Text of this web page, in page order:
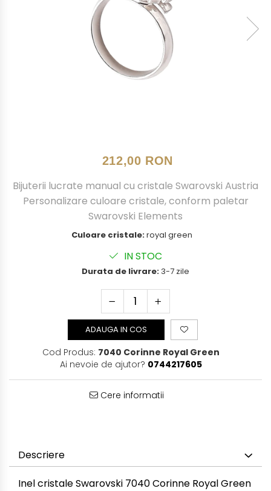
212,00 RON
Bijuterii lucrate manual cu cristale Swarovski Austria
Personalizare culoare cristale, conform paletar
Swarovski Elements
Culoare cristale:royal green
IN STOC
Durata de livrare: 3-7 zile
ADAUGA IN COS
Cod Produs: 7040 Corinne Royal Green
Ai nevoie de ajutor? 0744217605
Cere informatii
Descriere
Inel cristale Swarovski 7040 Corinne Royal Green